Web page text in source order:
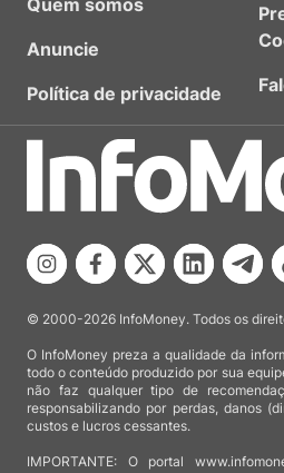
Quem somos
Anuncie
Política de privacidade
© 2000-2026 InfoMoney. Todos os
O InfoMoney preza a qualidade da
todo o conteúdo produzido por sua
não faz qualquer tipo de
responsabilizando por perdas, danos
custos e lucros cessantes.
IMPORTANTE: O portal